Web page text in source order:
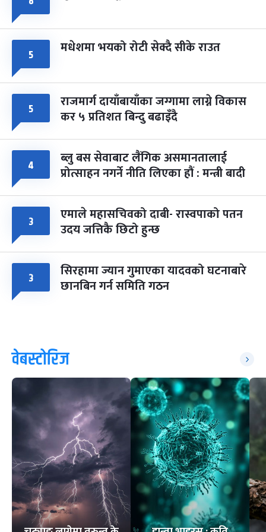
५ मधेशमा भयको रोटी सेक्दै सीके राउत
५ राजमार्ग दायाँबायाँका जग्गामा लाग्ने विकास
कर ५ प्रतिशत बिन्दु बढाइँदै
४ ब्लु बस सेवाबाट लैंगिक असमानतालाई
प्रोत्साहन नगर्ने नीति लिएका हौं : मन्त्री बादी
३ एमाले महासचिवको दाबी- रास्वपाको पतन
उदय जत्तिकै छिटो हुन्छ
३ सिरहामा ज्यान गुमाएका यादवको घटनाबारे
छानबिन गर्न समिति गठन
वेबस्टोरिज